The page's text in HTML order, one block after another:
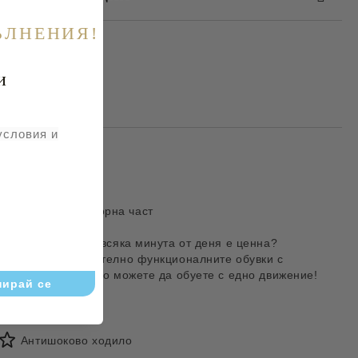
за лични данни
Издръжлива горна част
Винаги бързате и всяка минута от деня е ценна?
Изберете изключително функционалните обувки с
които можете да обуете с едно движение!
Антишоково ходило
и